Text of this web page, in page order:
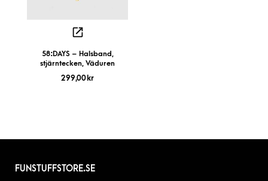
58:DAYS – Halsband,
stjärntecken, Väduren
299,00 kr
FUNSTUFFSTORE.SE